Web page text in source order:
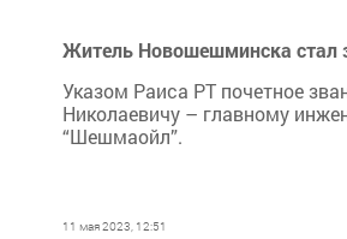
Житель Новошешминска стал
Указом Раиса РТ почетное
Николаевичу – главному
“Шешмаойл”.
11 мая 2023, 12:51